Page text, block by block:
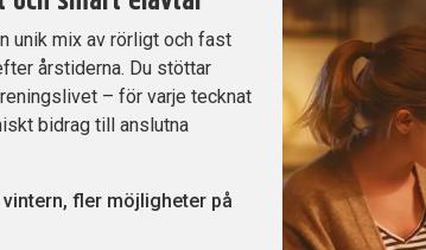
unik mix av rörligt och fast
årstiderna. Du stöttar
– för varje tecknat
bidrag till anslutna
fler möjligheter på